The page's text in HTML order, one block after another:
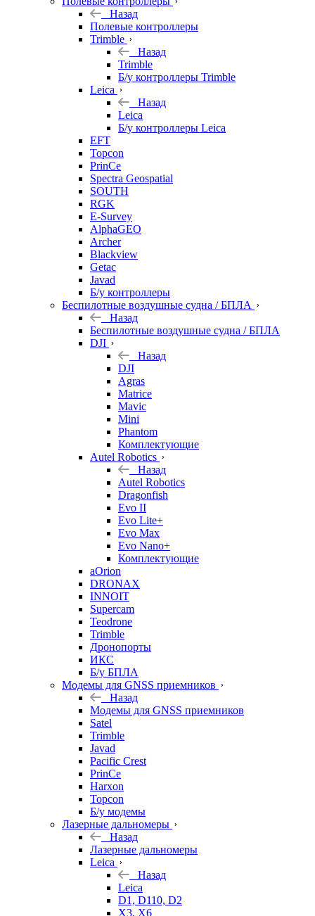
Назад
Полевые контроллеры
Trimble
Назад
Trimble
Б/у контроллеры Trimble
Leica
Назад
Leica
Б/у контроллеры Leica
EFT
Topcon
PrinCe
Spectra Geospatial
SOUTH
RGK
E-Survey
AlphaGEO
Archer
Blackview
Getac
Javad
Б/у контроллеры
Беспилотные воздушные судна / БПЛА
Назад
Беспилотные воздушные судна / БПЛА
DJI
Назад
DJI
Agras
Matrice
Mavic
Mini
Phantom
Комплектующие
Autel Robotics
Назад
Autel Robotics
Dragonfish
Evo II
Evo Lite+
Evo Max
Evo Nano+
Комплектующие
aOrion
DRONAX
INNOIT
Supercam
Teodrone
Trimble
Дронопорты
ИКС
Б/у БПЛА
Модемы для GNSS приемников
Назад
Модемы для GNSS приемников
Satel
Trimble
Javad
Pacific Crest
PrinCe
Harxon
Topcon
Б/у модемы
Лазерные дальномеры
Назад
Лазерные дальномеры
Leica
Назад
Leica
D1, D110, D2
X3, X6